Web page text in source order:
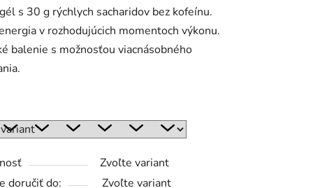
s 30 g rýchlych sacharidov bez kofeínu.
v rozhodujúcich momentoch výkonu.
balenie s možnosťou viacnásobného
Zvoľte variant
doručiť do:
Zvoľte variant